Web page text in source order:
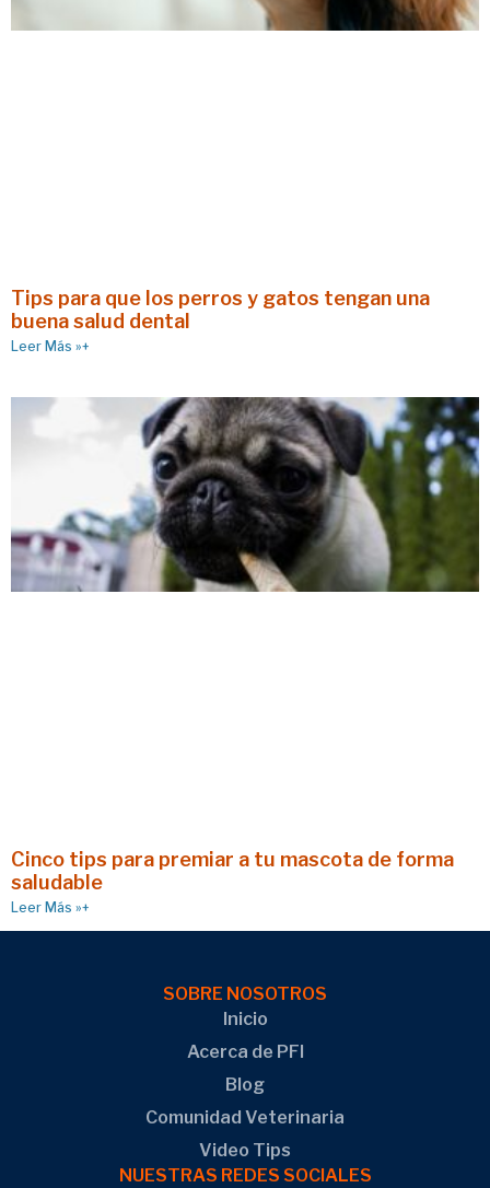
Tips para que los perros y gatos tengan una
buena salud dental
Leer Más »+
Cinco tips para premiar a tu mascota de forma
saludable
Leer Más »+
SOBRE NOSOTROS
Inicio
Acerca de PFI
Blog
Comunidad Veterinaria
Video Tips
NUESTRAS REDES SOCIALES